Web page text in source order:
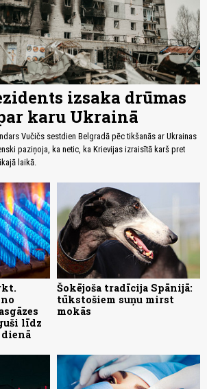
izsaka drūmas
karu Ukrainā
Vučičs sestdien Belgradā pēc tikšanās ar Ukrainas
paziņoja, ka netic, ka Krievijas izraisītā karš pret
laikā.
līdz
Šokējoša tradīcija Spānijā:
tūkstošiem suņu mirst
mokās